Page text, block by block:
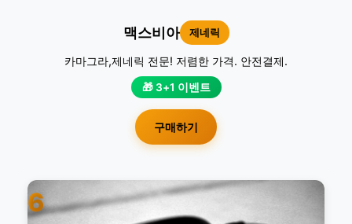
맥스비아 제네릭
카마그라,제네릭 전문! 저렴한 가격. 안전결제.
🎁 3+1 이벤트
구매하기
6